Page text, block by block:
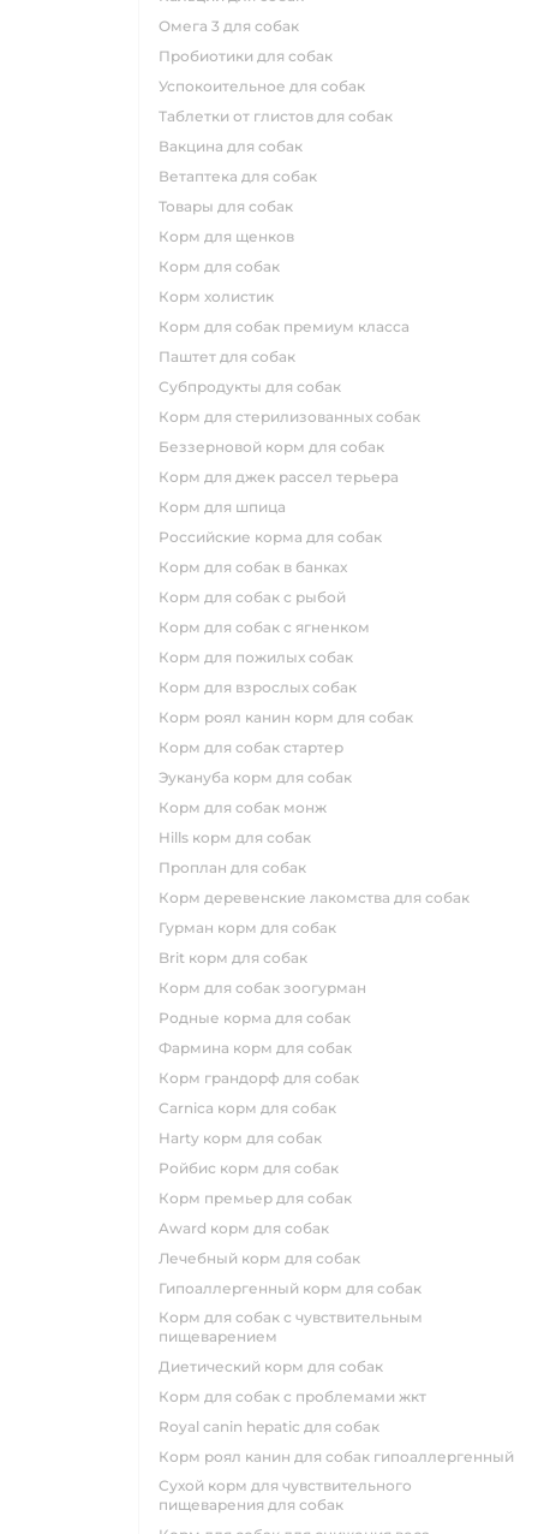
омега 3 для собак
пробиотики для собак
успокоительное для собак
таблетки от глистов для собак
вакцина для собак
ветаптека для собак
товары для собак
корм для щенков
корм для собак
корм холистик
корм для собак премиум класса
паштет для собак
субпродукты для собак
корм для стерилизованных собак
беззерновой корм для собак
корм для джек рассел терьера
корм для шпица
российские корма для собак
корм для собак в банках
корм для собак с рыбой
корм для собак с ягненком
корм для пожилых собак
корм для взрослых собак
корм роял канин корм для собак
корм для собак стартер
эукануба корм для собак
корм для собак монж
hills корм для собак
проплан для собак
корм деревенские лакомства для собак
гурман корм для собак
brit корм для собак
корм для собак зоогурман
родные корма для собак
фармина корм для собак
корм грандорф для собак
carnica корм для собак
harty корм для собак
ройбис корм для собак
корм премьер для собак
award корм для собак
лечебный корм для собак
гипоаллергенный корм для собак
корм для собак с чувствительным
пищеварением
диетический корм для собак
корм для собак с проблемами жкт
royal canin hepatic для собак
корм роял канин для собак гипоаллергенный
сухой корм для чувствительного
пищеварения для собак